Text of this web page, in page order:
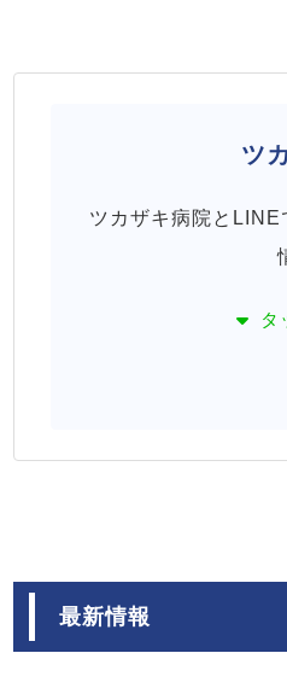
ツ
ツカザキ病院とLINE
タ
最新情報